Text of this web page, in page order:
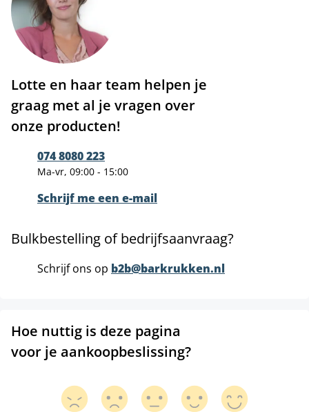
Lotte en haar team helpen je
graag met al je vragen over
onze producten!
074 8080 223
Ma-vr, 09:00 - 15:00
Schrijf me een e-mail
Bulkbestelling of bedrijfsaanvraag?
Schrijf ons op b2b@barkrukken.nl
Hoe nuttig is deze pagina
voor je aankoopbeslissing?